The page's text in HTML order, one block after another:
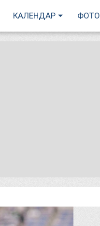
КАЛЕНДАР ФОТО